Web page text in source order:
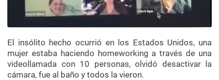
El insólito hecho ocurrió en los Estados Unidos, una
mujer estaba haciendo homeworking a través de una
videollamada con 10 personas, olvidó desactivar la
cámara, fue al baño y todos la vieron.